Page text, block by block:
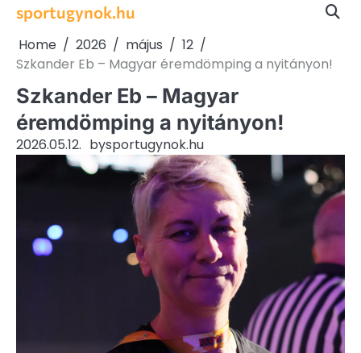
Skip
content
sportugynok.hu
Home 2026 május
12
Szkander Eb – Magyar éremdömping a nyitányon!
Szkander Eb – Magyar
éremdömping a nyitányon!
2026.05.12. bysportugynok.hu